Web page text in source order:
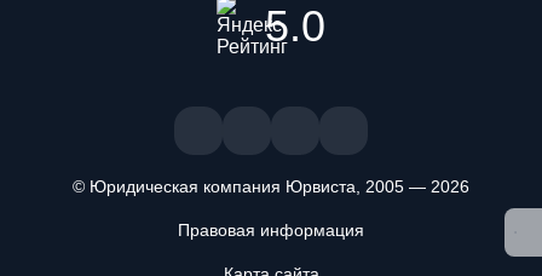
5.0
© Юридическая компания Юрвиста, 2005 — 2026
Правовая информация